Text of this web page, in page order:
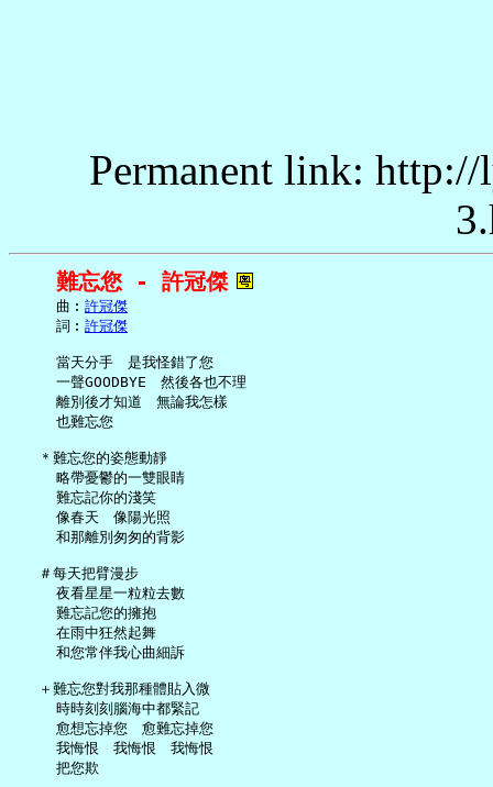
Permanent link:
難忘您 - 許冠傑
     曲︰
許冠傑
     詞︰
許冠傑
     當天分手　是我怪錯了您
     一聲GOODBYE　然後各也不理
     離別後才知道　無論我怎樣
     也難忘您
   ＊難忘您的姿態動靜
     略帶憂鬱的一雙眼睛
     難忘記你的淺笑
     像春天　像陽光照
     和那離別匆匆的背影
   ＃每天把臂漫步
     夜看星星一粒粒去數
     難忘記您的擁抱
     在雨中狂然起舞
     和您常伴我心曲細訴
   ＋難忘您對我那種體貼入微
     時時刻刻腦海中都緊記
     愈想忘掉您　愈難忘掉您
     我悔恨　我悔恨　我悔恨
     把您欺